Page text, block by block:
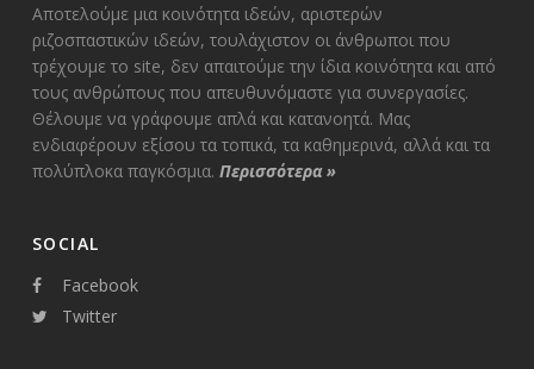
Αποτελούμε μια κοινότητα ιδεών, αριστερών
ριζοσπαστικών ιδεών, τουλάχιστον οι άνθρωποι που
τρέχουμε το site, δεν απαιτούμε την ίδια κοινότητα και από
τους ανθρώπους που απευθυνόμαστε για συνεργασίες.
Θέλουμε να γράφουμε απλά και κατανοητά. Μας
ενδιαφέρουν εξίσου τα τοπικά, τα καθημερινά, αλλά και τα
πολύπλοκα παγκόσμια. Περισσότερα»
SOCIAL
Facebook
Twitter